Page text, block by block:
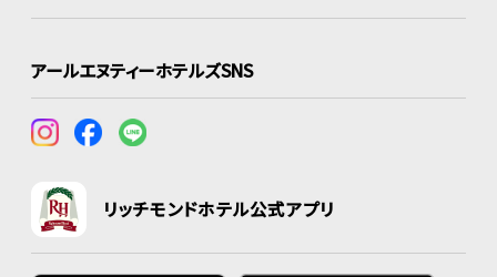
アールエヌティーホテルズSNS
リッチモンドホテル公式アプリ